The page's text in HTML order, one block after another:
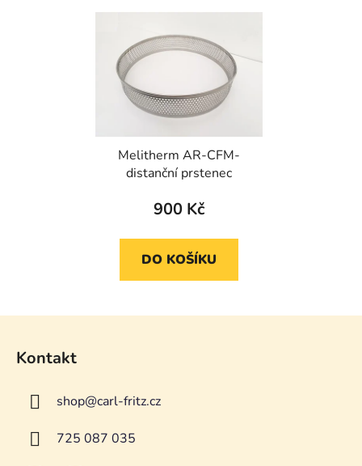
Melitherm AR-CFM-
distanční prstenec
900 Kč
DO KOŠÍKU
Kontakt
shop@carl-fritz.cz
725 087 035